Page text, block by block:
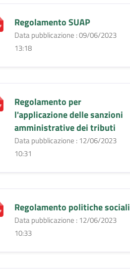
Regolamento SUAP
Data pubblicazione : 09/06/2023
13:18
Regolamento per
l'applicazione delle sanzioni
amministrative dei tributi
Data pubblicazione : 12/06/2023
10:31
Regolamento politiche sociali
Data pubblicazione : 12/06/2023
10:33